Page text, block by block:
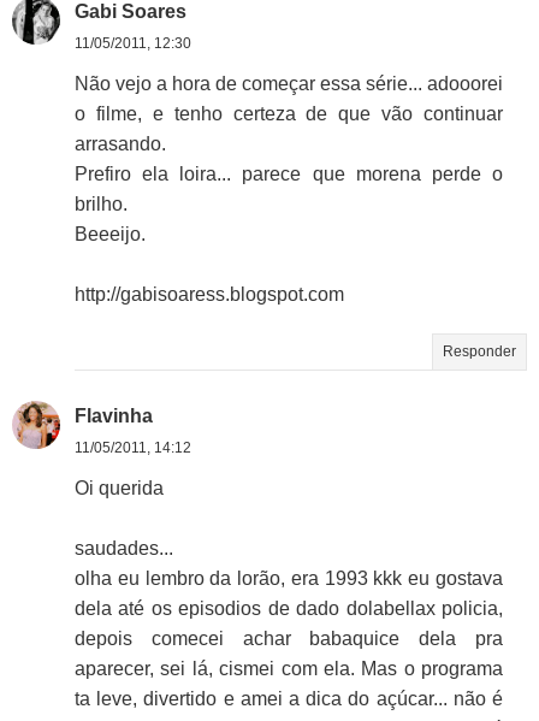
Gabi Soares
11/05/2011, 12:30
Não vejo a hora de começar essa série... adooorei
o filme, e tenho certeza de que vão continuar
arrasando.
Prefiro ela loira... parece que morena perde o
brilho.
Beeeijo.
http://gabisoaress.blogspot.com
Responder
Flavinha
11/05/2011, 14:12
Oi querida
saudades...
olha eu lembro da lorão, era 1993 kkk eu gostava
dela até os episodios de dado dolabellax policia,
depois comecei achar babaquice dela pra
aparecer, sei lá, cismei com ela. Mas o programa
ta leve, divertido e amei a dica do açúcar... não é